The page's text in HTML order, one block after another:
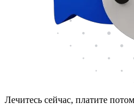
Лечитесь сейчас, платите